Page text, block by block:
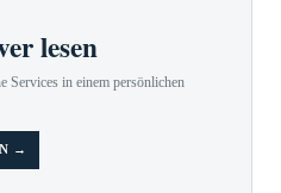
lesen
Services in einem persönlichen
→